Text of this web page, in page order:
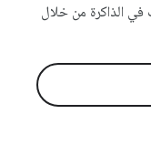
في الذاكرة من خلال